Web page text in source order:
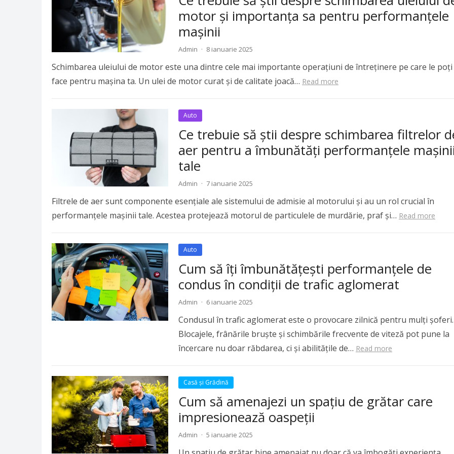
motor și importanța sa pentru performanțele
mașinii
Admin · 8 ianuarie 2025
Schimbarea uleiului de motor este una dintre cele mai importante operațiuni de întreținere pe care le poți
face pentru mașina ta. Un ulei de motor curat și de calitate joacă… Read more
Auto
Ce trebuie să știi despre schimbarea filtrelor
aer pentru a îmbunătăți performanțele
tale
Admin · 7 ianuarie 2025
Filtrele de aer sunt componente esențiale ale sistemului de admisie al motorului și au un rol crucial în
performanțele mașinii tale. Acestea protejează motorul de particulele de murdărie, praf și… Read more
Auto
Cum să îți îmbunătățești performanțele de
condus în condiții de trafic aglomerat
Admin · 6 ianuarie 2025
Condusul în trafic aglomerat este o provocare zilnică pentru mulți șoferi.
Blocajele, frânările bruște și schimbările frecvente de viteză pot pune la
încercare nu doar răbdarea, ci și abilitățile de… Read more
Casă și Grădină
Cum să amenajezi un spațiu de grătar care
impresionează oaspeții
Admin · 5 ianuarie 2025